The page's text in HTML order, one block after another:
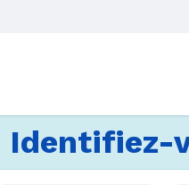
Identifiez-